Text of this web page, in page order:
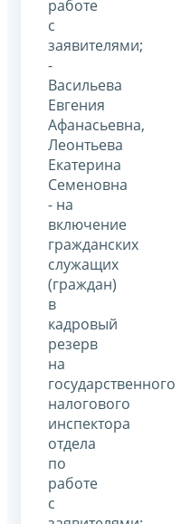
работе
с
заявителями;
-
Васильева
Евгения
Афанасьевна,
Леонтьева
Екатерина
Семеновна
- на
включение
гражданских
служащих
(граждан)
в
кадровый
резерв
на
государственного
налогового
инспектора
отдела
по
работе
с